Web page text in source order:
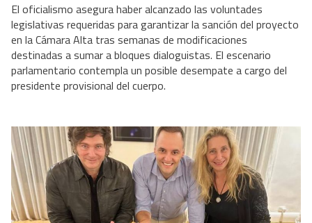
El oficialismo asegura haber alcanzado las voluntades
legislativas requeridas para garantizar la sanción del proyecto
en la Cámara Alta tras semanas de modificaciones
destinadas a sumar a bloques dialoguistas. El escenario
parlamentario contempla un posible desempate a cargo del
presidente provisional del cuerpo.